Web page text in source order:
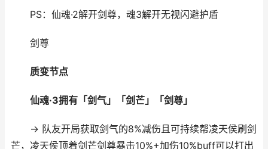
PS：仙魂·2解开剑尊，魂3解开无视闪避护盾
剑尊
质变节点
仙魂·3拥有「剑气」「剑芒」「剑尊」
→ 队友开局获取剑气的8%减伤且可持续帮凌天侯刷剑
芒，凌天侯顶着剑芒剑尊暴击10%+加伤10%buff可以打出